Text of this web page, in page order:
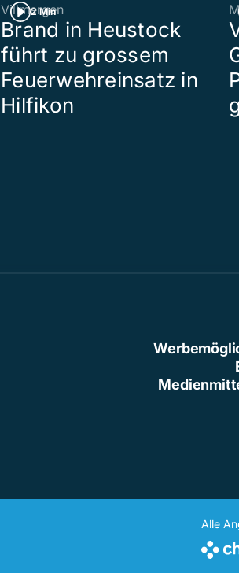
2 Min
Villmergen
Brand in Heustock
führt zu grossem
Feuerwehreinsatz in
Hilfikon
Alle